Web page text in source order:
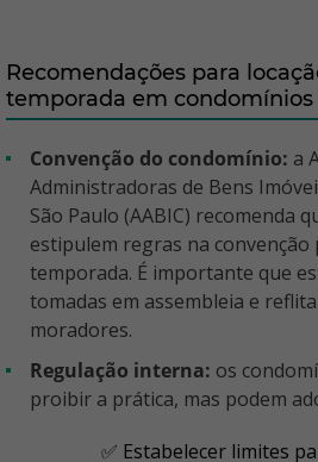
Recomendações para
temporada em condomínios
Convenção do condomínio: a
Administradoras de Bens
São Paulo (AABIC) recomenda
estipulem regras na convenção
temporada. É importante que
tomadas em assembleia e
moradores.
Regulação interna: os
proibir a prática, mas podem
✅ Estabelecer limites